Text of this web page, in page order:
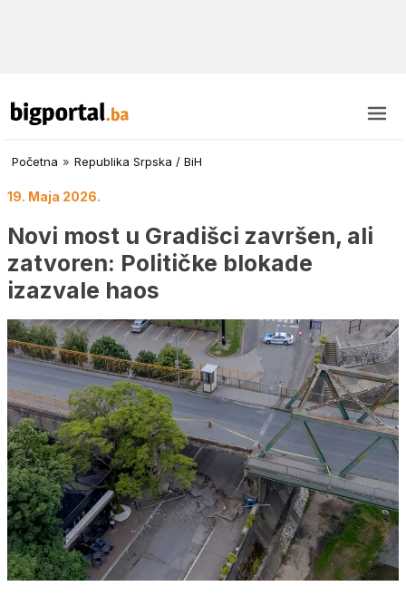
Početna » Republika Srpska / BiH
19. Maja 2026.
Novi most u Gradišci završen, ali
zatvoren: Političke blokade
izazvale haos